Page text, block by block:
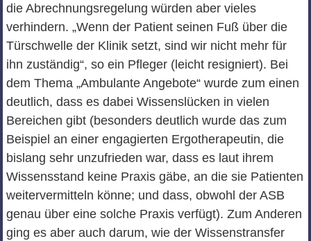
die Abrechnungsregelung würden aber vieles
verhindern. „Wenn der Patient seinen Fuß über die
Türschwelle der Klinik setzt, sind wir nicht mehr für
ihn zuständig“, so ein Pfleger (leicht resigniert). Bei
dem Thema „Ambulante Angebote“ wurde zum einen
deutlich, dass es dabei Wissenslücken in vielen
Bereichen gibt (besonders deutlich wurde das zum
Beispiel an einer engagierten Ergotherapeutin, die
bislang sehr unzufrieden war, dass es laut ihrem
Wissensstand keine Praxis gäbe, an die sie Patienten
weitervermitteln könne; und dass, obwohl der ASB
genau über eine solche Praxis verfügt). Zum Anderen
ging es aber auch darum, wie der Wissenstransfer